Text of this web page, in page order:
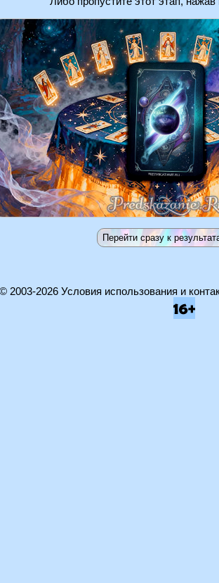
2003-2026 Условия использования и